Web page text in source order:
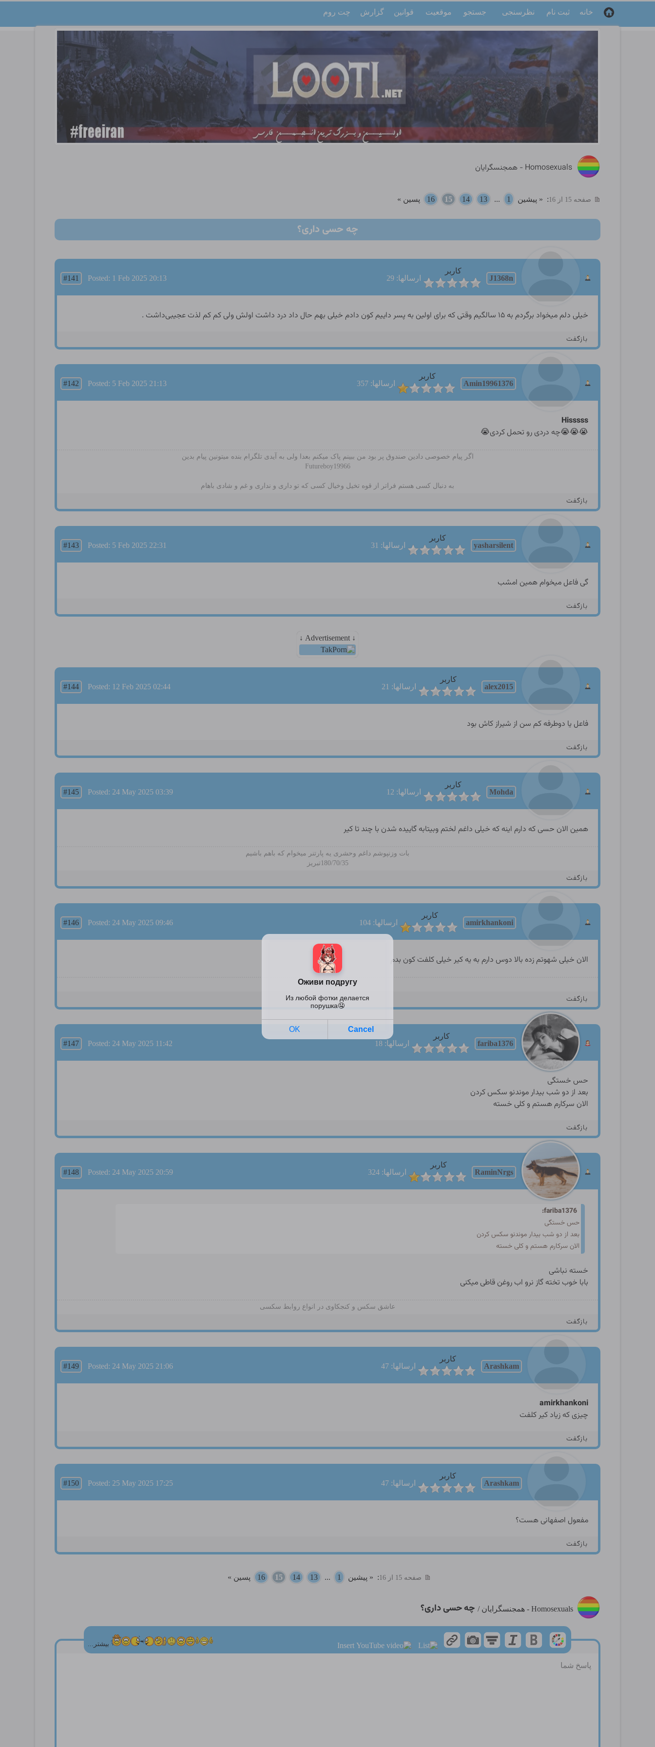
خانه ثبت نام نظرسنجی جستجو موقعیت قوانین گزارش چت روم
Homosexuals - همجنسگرایان
صفحه 15 از 16 : « پیشین 1
...
13
14
15
16 پسین »
چه حسی داری؟
J1368n
کاربر
ارسالها: 29
#141 Posted: 1 Feb 2025 20:13
خیلی دلم میخواد برگردم به ۱۵ سالگیم وقتی که برای اولین به پسر داییم کون دادم خیلی بهم حال داد درد داشت اولش ولی کم کم لذت عجیبی‌داشت .
بازگفت
Amin19961376
کاربر
ارسالها: 357
#142 Posted: 5 Feb 2025 21:13
Hisssss
😭😭😭چه دردی رو تحمل کردی😭
اگر پیام خصوصی دادین صندوق پر بود من ببینم پاک میکنم بعدا ولی به آیدی تلگرام بنده میتونین پیام بدین
Futureboy19966
به دنبال کسی هستم فراتر از قوه تخیل وخیال کسی که تو داری و نداری و غم و شادی باهام
بازگفت
yasharsilent
کاربر
ارسالها: 31
#143 Posted: 5 Feb 2025 22:31
گی فاعل میخوام همین امشب
بازگفت
↓ Advertisement ↓
alex2015
کاربر
ارسالها: 21
#144 Posted: 12 Feb 2025 02:44
فاعل یا دوطرفه کم سن از شیراز کاش بود
بازگفت
Mohda
کاربر
ارسالها: 12
#145 Posted: 24 May 2025 03:39
همین الان حسی که دارم اینه که خیلی داغم لختم وبیتابه گاییده شدن با چند تا کیر
بات وزنپوشم داغم وحشری یه پارتنر میخوام که باهم باشیم
180/70/35تبریز
بازگفت
amirkhankoni
کاربر
ارسالها: 104
#146 Posted: 24 May 2025 09:46
الان خیلی شهوتم زده بالا دوس دارم به یه کیر خیلی کلفت کون بدم
amir cockuld
بازگفت
fariba1376
کاربر
ارسالها: 18
#147 Posted: 24 May 2025 11:42
حس خستگی
بعد از دو شب بیدار موندنو سکس کردن
الان سرکارم هستم و کلی خسته
بازگفت
RaminNrgs
کاربر
ارسالها: 324
#148 Posted: 24 May 2025 20:59
fariba1376:
حس خستگی
بعد از دو شب بیدار موندنو سکس کردن
الان سرکارم هستم و کلی خسته
خسته نباشی
بابا خوب تخته گاز نرو اب روغن قاطی میکنی
عاشق سکس و کنجکاوی در انواع روابط سکسی
بازگفت
Arashkam
کاربر
ارسالها: 47
#149 Posted: 24 May 2025 21:06
amirkhankoni
چیزی که زیاد کیر کلفت
بازگفت
Arashkam
کاربر
ارسالها: 47
#150 Posted: 25 May 2025 17:25
مفعول اصفهانی هست؟
بازگفت
صفحه 15 از 16 : « پیشین 1
...
13
14
15
16 پسین »
Homosexuals - همجنسگرایان / چه حسی داری؟
بیشتر...